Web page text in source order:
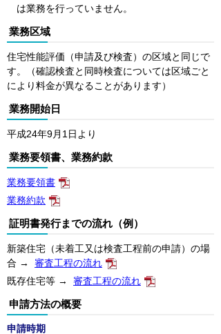
は業務を行っていません。
業務区域
住宅性能評価（申請及び検査）の区域と同じで
す。（確認検査と同時検査については区域ごと
により料金が異なることがあります）
業務開始日
平成24年9月1日より
業務要領書、業務約款
業務要領書
業務約款
証明書発行までの流れ（例）
新築住宅（未着工又は検査工程前の申請）の場
合 → 審査工程の流れ
既存住宅等 → 審査工程の流れ
申請方法の概要
申請時期